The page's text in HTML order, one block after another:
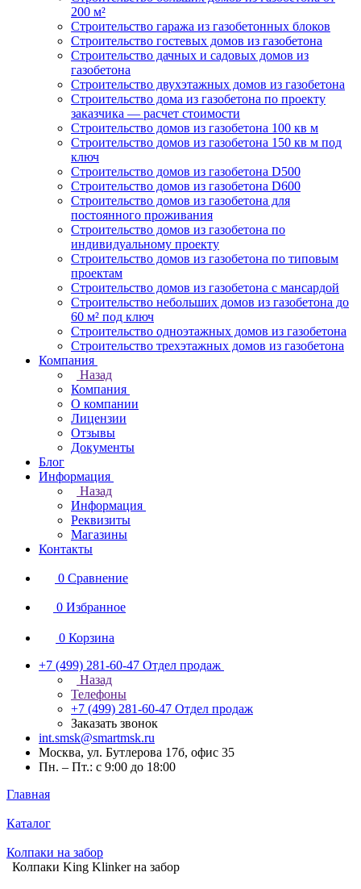
200 м²
Строительство гаража из газобетонных блоков
Строительство гостевых домов из газобетона
Строительство дачных и садовых домов из
газобетона
Строительство двухэтажных домов из газобетона
Строительство дома из газобетона по проекту
заказчика — расчет стоимости
Строительство домов из газобетона 100 кв м
Строительство домов из газобетона 150 кв м под
ключ
Строительство домов из газобетона D500
Строительство домов из газобетона D600
Строительство домов из газобетона для
постоянного проживания
Строительство домов из газобетона по
индивидуальному проекту
Строительство домов из газобетона по типовым
проектам
Строительство домов из газобетона с мансардой
Строительство небольших домов из газобетона до
60 м² под ключ
Строительство одноэтажных домов из газобетона
Строительство трехэтажных домов из газобетона
Компания
Назад
Компания
О компании
Лицензии
Отзывы
Документы
Блог
Информация
Назад
Информация
Реквизиты
Магазины
Контакты
0 Сравнение
0 Избранное
0 Корзина
+7 (499) 281-60-47 Отдел продаж
Назад
Телефоны
+7 (499) 281-60-47 Отдел продаж
Заказать звонок
int.smsk@smartmsk.ru
Москва, ул. Бутлерова 17б, офис 35
Пн. – Пт.: с 9:00 до 18:00
Главная
Каталог
Колпаки на забор
Колпаки King Klinker на забор